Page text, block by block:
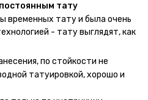
тату
временных тату и была очень
- тату выглядят, как
недели даже несмотря
очень большой выбор по
доставка. Заказывала сразу
руке друзья до сих пор
по стойкости не
татуировкой, хорошо и